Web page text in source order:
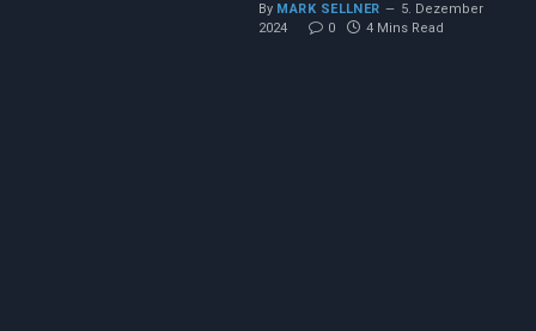
By MARK SELLNER
5. Dezember
2024
0 4 Mins Read